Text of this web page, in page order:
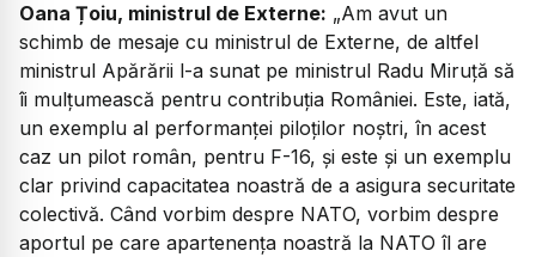
Oana Țoiu, ministrul de Externe: „Am avut un
schimb de mesaje cu ministrul de Externe, de altfel
ministrul Apărării l-a sunat pe ministrul Radu Miruță să
îi mulțumească pentru contribuția României. Este, iată,
un exemplu al performanței piloților noștri, în acest
caz un pilot român, pentru F-16, și este și un exemplu
clar privind capacitatea noastră de a asigura securitate
colectivă. Când vorbim despre NATO, vorbim despre
aportul pe care apartenența noastră la NATO îl are